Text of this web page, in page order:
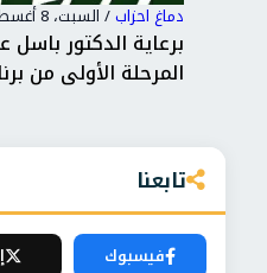
دماغ احزاب/ السبت، 8 أغسطس 2026 10:44 م
برعاية الدكتور
المرحلة الأولى من
تابعنا
فيسبوك